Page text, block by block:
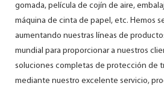
gomada, película de cojín de aire,
máquina de cinta de papel, etc. Hemos
aumentando nuestras líneas de
mundial para proporcionar a nuestros
soluciones completas de protección de
mediante nuestro excelente servicio,